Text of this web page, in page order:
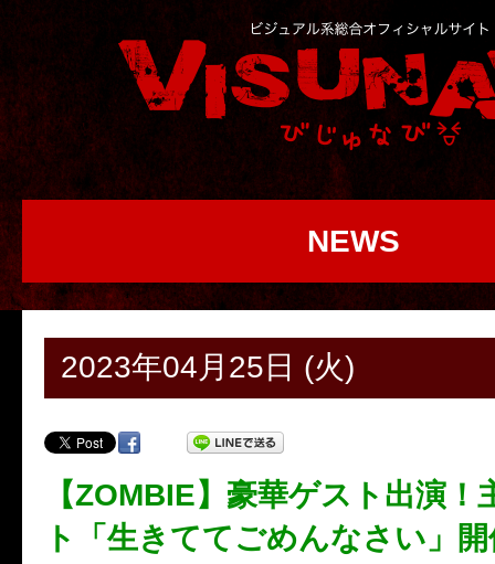
NEWS
2023年04月25日 (火)
【ZOMBIE】豪華ゲスト出演！
ト「生きててごめんなさい」